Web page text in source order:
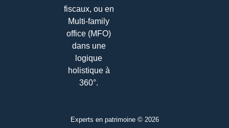
fiscaux, ou en
Multi-family
office (MFO)
dans une
logique
holistique à
360°.
Experts en patrimoine © 2026